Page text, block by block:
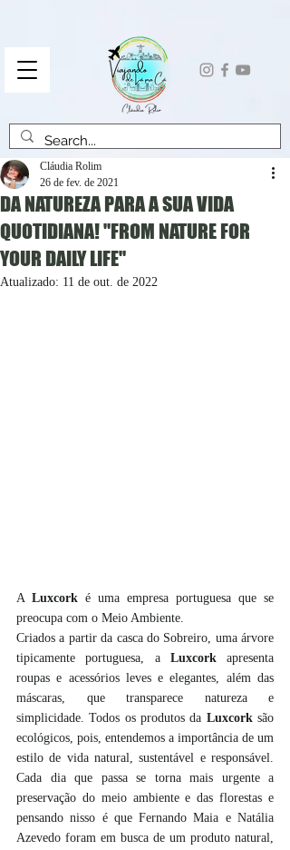
DA NATUREZA PARA A SUA VIDA
QUOTIDIANA! "FROM NATURE FOR
YOUR DAILY LIFE"
Cláudia Rolim
26 de fev. de 2021
Atualizado: 11 de out. de 2022
A Luxcork é uma empresa portuguesa que se
preocupa com o Meio Ambiente.
Criados a partir da casca do Sobreiro, uma árvore
tipicamente portuguesa, a Luxcork apresenta
roupas e acessórios leves e elegantes, além das
máscaras, que transparece natureza e
simplicidade. Todos os produtos da Luxcork são
ecológicos, pois, entendemos a importância de um
estilo de vida natural, sustentável e responsável.
Cada dia que passa se torna mais urgente a
preservação do meio ambiente e das florestas e
pensando nisso é que Fernando Maia e Natália
Azevedo foram em busca de um produto natural,